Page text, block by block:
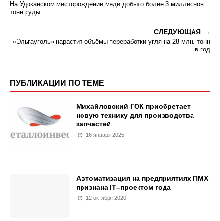
На Удоканском месторождении меди добыто более 3 миллионов
тонн руды
СЛЕДУЮЩАЯ
«Эльгауголь» нарастит объёмы переработки угля на 28 млн. тонн
в год
ПУБЛИКАЦИИ ПО ТЕМЕ
Михайловский ГОК приобретает
новую технику для производства
запчастей
16 января 2025
Автоматизация на предприятиях ПМХ
признана IT–проектом года
12 октября 2020